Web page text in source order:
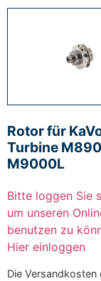
Rotor für
Turbine
M9000L
Bitte loggen Sie
um unseren
benutzen zu
Hier einloggen
Die Versandkosten